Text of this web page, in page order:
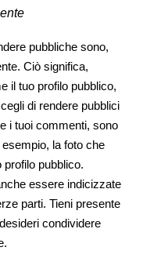
pubbliche sono,
Ciò significa,
il tuo profilo pubblico,
di rendere pubblici
i tuoi commenti, sono
la foto che
pubblico.
essere indicizzate
parti. Tieni presente
condividere